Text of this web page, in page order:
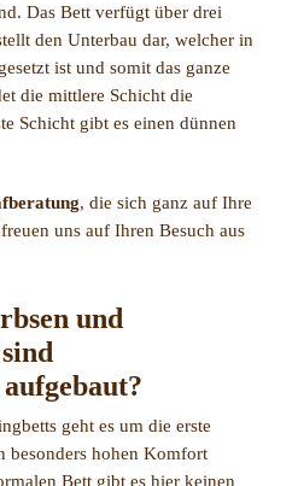
Das Bett verfügt über drei
den Unterbau dar, welcher in
ist und somit das ganze
die mittlere Schicht die
Schicht gibt es einen dünnen
, die sich ganz auf Ihre
uns auf Ihren Besuch aus
und
geht es um die erste
besonders hohen Komfort
Bett gibt es hier keinen